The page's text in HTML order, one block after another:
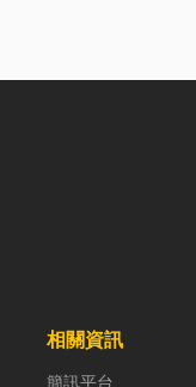
天都在使用的
氣候潮濕多
相關資訊
簡訊平台